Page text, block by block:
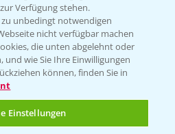
Sie uns
Verfügung stehen.
unbedingt notwendigen
nicht verfügbar machen
die unten abgelehnt oder
wie Sie Ihre Einwilligungen
können, finden Sie in
Einstellungen